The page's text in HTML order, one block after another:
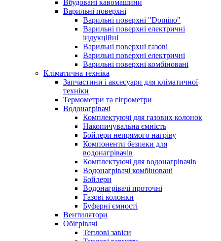
Вбудовані кавомашини
Варильні поверхні
Варильні поверхні "Domino"
Варильні поверхні електричні
індукційні
Варильні поверхні газові
Варильні поверхні електричні
Варильні поверхні комбіновані
Кліматична техніка
Запчастини і аксесуари для кліматичної
техніки
Термометри та гігрометри
Водонагрівачі
Комплектуючі для газових колонок
Накопичувальна ємність
Бойлери непрямого нагріву
Компоненти безпеки для
водонагрівачів
Комплектуючі для водонагрівачів
Водонагрівачі комбіновані
Бойлери
Водонагрівачі проточні
Газові колонки
Буферні ємності
Вентилятори
Обігрівачі
Теплові завіси